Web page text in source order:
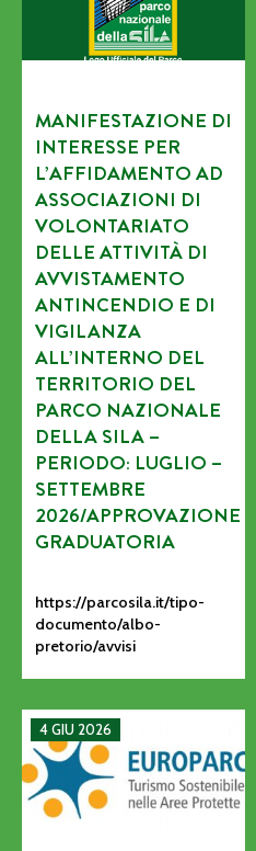
MANIFESTAZIONE DI
INTERESSE PER
L’AFFIDAMENTO AD
ASSOCIAZIONI DI
VOLONTARIATO
DELLE ATTIVITÀ DI
AVVISTAMENTO
ANTINCENDIO E DI
VIGILANZA
ALL’INTERNO DEL
TERRITORIO DEL
PARCO NAZIONALE
DELLA SILA –
PERIODO: LUGLIO –
SETTEMBRE
2026/APPROVAZIONE
GRADUATORIA
https://parcosila.it/tipo-
documento/albo-
pretorio/avvisi
PER L’AFFIDAMENTO
4 GIU 2026
La CETS come processo